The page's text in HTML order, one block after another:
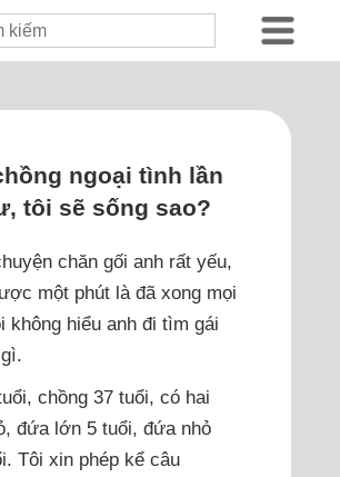
ngoại tình lần
tôi sẽ sống sao?
chăn gối anh rất yếu,
một phút là đã xong mọi
không hiểu anh đi tìm gái
chồng 37 tuổi, có hai
đứa lớn 5 tuổi, đứa nhỏ
Tôi xin phép kể câu